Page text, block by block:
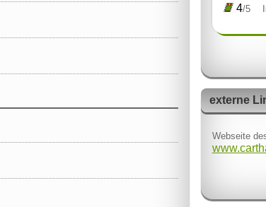
4/5
externe
Webseite